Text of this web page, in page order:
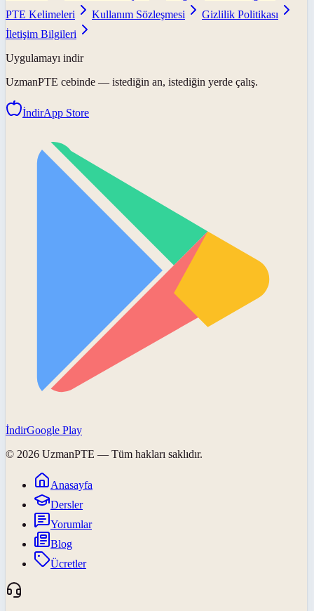
PTE Kelimeleri
Kullanım Sözleşmesi
Gizlilik Politikası
İletişim Bilgileri
Uygulamayı indir
UzmanPTE cebinde — istediğin an, istediğin yerde çalış.
İndirApp Store
İndirGoogle Play
© 2026 UzmanPTE — Tüm hakları saklıdır.
Anasayfa
Dersler
Yorumlar
Blog
Ücretler